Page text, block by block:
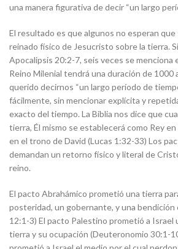
una manera figurativa de decir “un largo
El resultado es que algunos no esperan
reinado físico de Jesucristo sobre la tierra.
Apocalipsis 20:2-7, seis veces se menciona
Reino Milenial tendrá una duración de 1000
querido decirnos “un largo período de
fácilmente, sin mencionar explícita y
exacto del tiempo. La Biblia nos dice que
tierra, Él mismo se establecerá como Rey
en el trono de David (Lucas 1:32-33) Los
demandan un retorno físico y literal de
reino.
El pacto Abrahámico prometió una tierra
posteridad, un gobernante, y una bendición
12:1-3) El pacto Palestino prometió a Israel
tierra y su ocupación (Deuteronomio 30:1-